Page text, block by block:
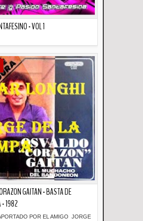
- VOL 1
GAITAN - BASTA DE
- 1982
POR EL AMIGO JORGE